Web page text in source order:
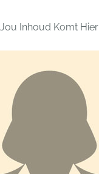
Jou Inhoud Komt Hier